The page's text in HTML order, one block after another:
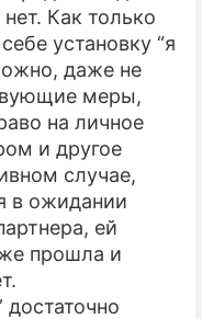
Как только
установку “я
даже не
меры,
на личное
и другое
случае,
в ожидании
ей
прошла и
достаточно